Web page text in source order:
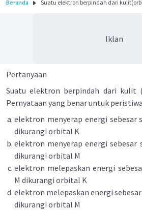
Beranda Suatu elektron berpindah dari
Iklan
Pertanyaan
Suatu elektron berpindah dari
Pernyataan yang benar untuk
elektron menyerap energi sebesar
dikurangi orbital K
elektron menyerap energi
dikurangi orbital M
elektron melepaskan energi
M dikurangi orbital K
elektron melepaskan energi
dikurangi orbital M